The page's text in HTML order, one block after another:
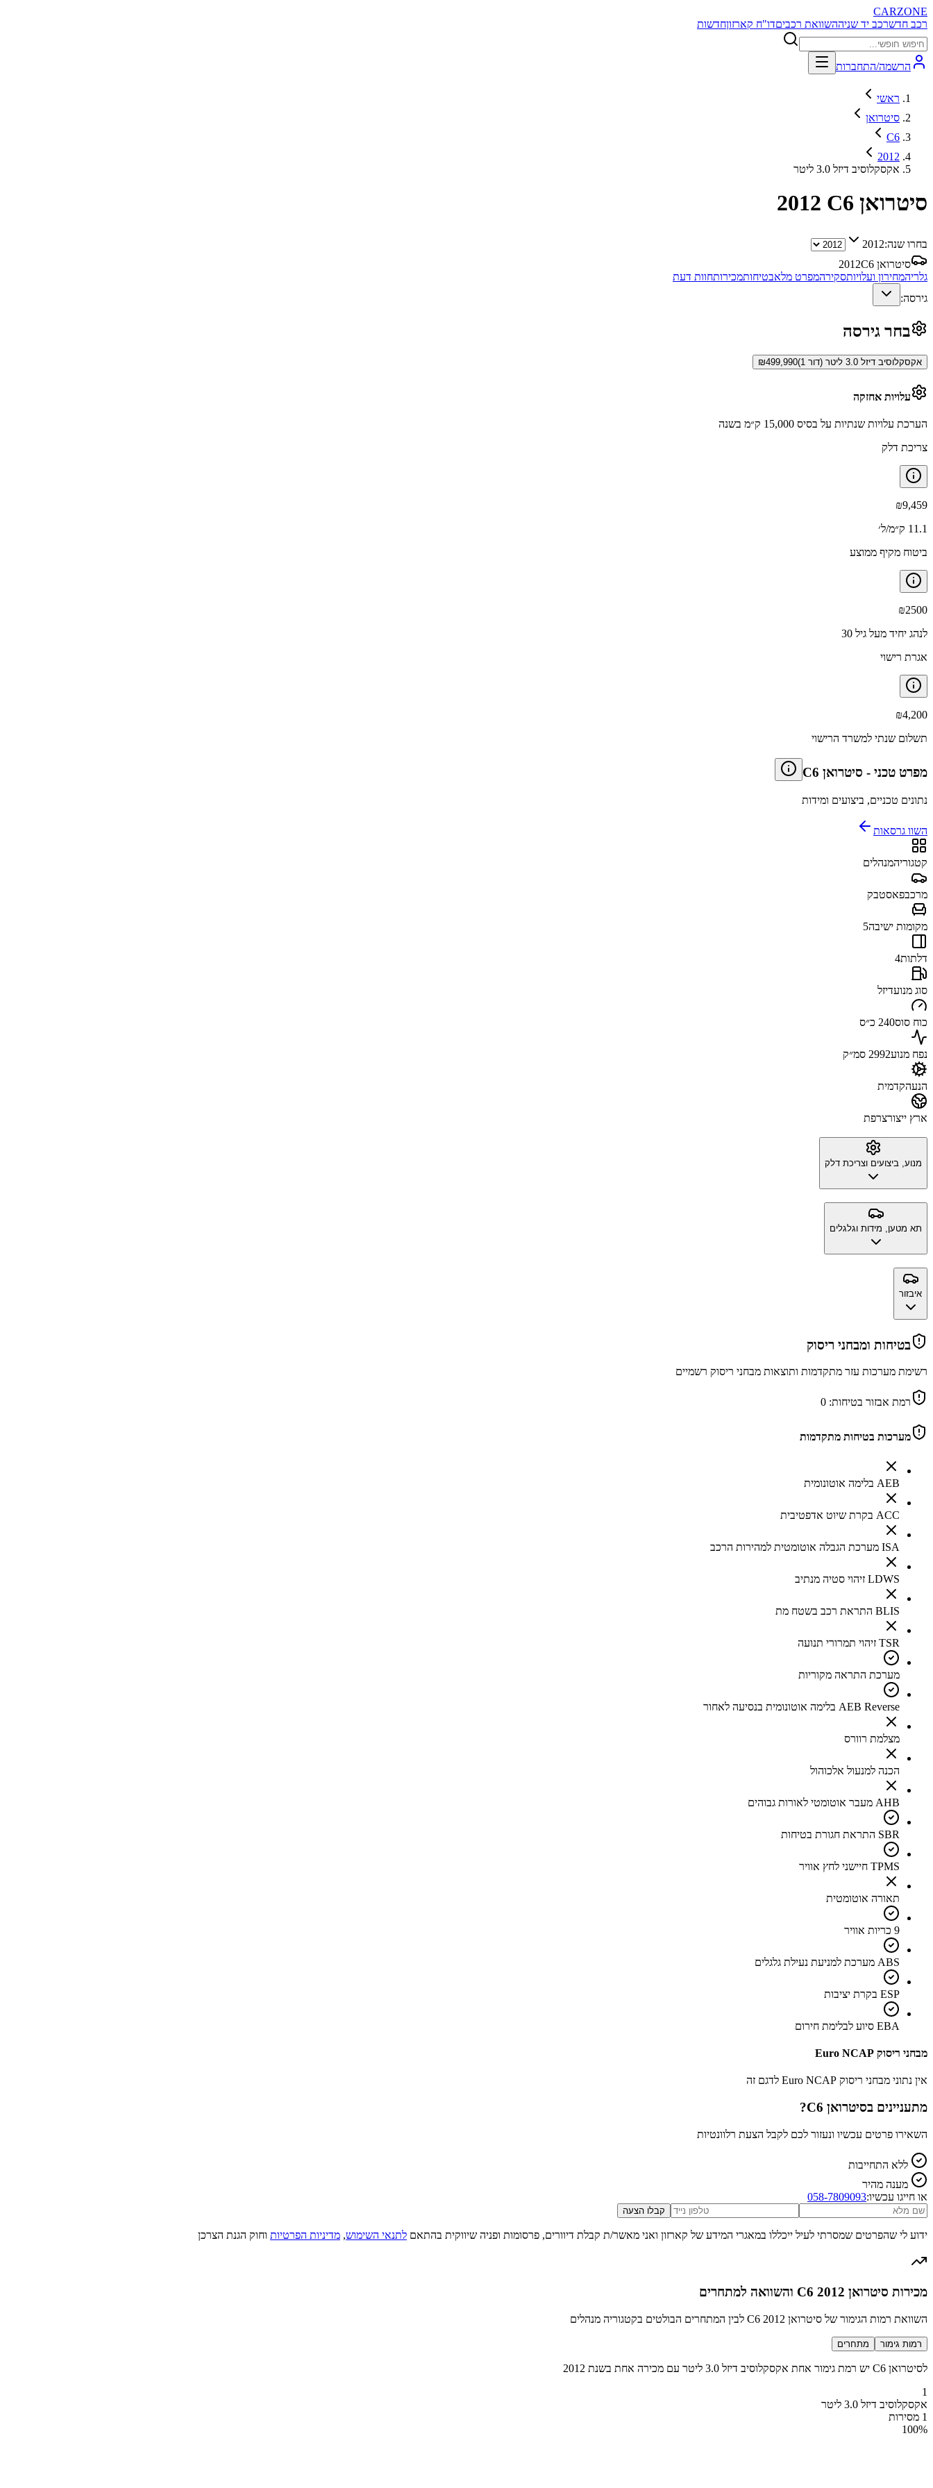
CARZONE
רכב חדשרכב יד שניההשוואת רכביםדו"ח קארזוןחדשות
הרשמה/התחברות
ראשי
סיטרואן
C6
2012
אקסקלוסיב דיזל 3.0 ליטר
סיטרואן C6 2012
בחרו שנה:2012
סיטרואן C6
2012
גלריהמחירון ועלויותסקירהמפרט מלאבטיחותמכירותחוות דעת
גירסה:
בחר גירסה
אקסקלוסיב דיזל 3.0 ליטר (דור 1) ₪499,990
עלויות אחזקה
הערכת עלויות שנתיות על בסיס 15,000 ק״מ בשנה
צריכת דלק
₪9,459
11.1 ק״מ/ל׳
ביטוח מקיף ממוצע
₪2500
לנהג יחיד מעל גיל 30
אגרת רישוי
₪4,200
תשלום שנתי למשרד הרישוי
מפרט טכני - סיטרואן C6
נתונים טכניים, ביצועים ומידות
השוו גרסאות
קטגוריהמנהלים
מרכבפאסטבק
מקומות ישיבה5
דלתות4
סוג מנועדיזל
כוח סוס240 כ״ס
נפח מנוע2992 סמ״ק
הנעהקדמית
ארץ ייצורצרפת
מנוע, ביצועים וצריכת דלק
תא מטען, מידות וגלגלים
איבזור
בטיחות ומבחני ריסוק
רשימת מערכות עזר מתקדמות ותוצאות מבחני ריסוק רשמיים
רמת אבזור בטיחות: 0
מערכות בטיחות מתקדמות
AEB בלימה אוטונומית
ACC בקרת שיוט אדפטיבית
ISA מערכת הגבלה אוטומטית למהירות הרכב
LDWS זיהוי סטיה מנתיב
BLIS התראת רכב בשטח מת
TSR זיהוי תמרורי תנועה
מערכת התראה מקוריות
AEB Reverse בלימה אוטונומית בנסיעה לאחור
מצלמת רוורס
הכנה למנעול אלכוהול
AHB מעבר אוטומטי לאורות גבוהים
SBR התראת חגורת בטיחות
TPMS חיישני לחץ אוויר
תאורה אוטומטית
9 כריות אוויר
ABS מערכת למניעת נעילת גלגלים
ESP בקרת יציבות
EBA סיוע לבלימת חירום
מבחני ריסוק Euro NCAP
אין נתוני מבחני ריסוק Euro NCAP לדגם זה
מתעניינים בסיטרואן C6 ?
השאירו פרטים עכשיו ונעזור לכם לקבל הצעת רלוונטיות
ללא התחייבות
מענה מהיר
או חייגו עכשיו:058-7809093
קבלו הצעה
ידוע לי שהפרטים שמסרתי לעיל ייכללו במאגרי המידע של קארזון ואני מאשר/ת קבלת דיוורים, פרסומות ופניה שיווקית בהתאם לתנאי השימוש, מדיניות הפרטיות וחוק הגנת הצרכן
מכירות סיטרואן C6 2012 והשוואה למתחרים
השוואת רמות הגימור של סיטרואן C6 2012 לבין המתחרים הבולטים בקטגוריה מנהלים
רמות גימור מתחרים
לסיטרואן C6 יש רמת גימור אחת אקסקלוסיב דיזל 3.0 ליטר עם מכירה אחת בשנת 2012
1
אקסקלוסיב דיזל 3.0 ליטר
1 מסירות
100%